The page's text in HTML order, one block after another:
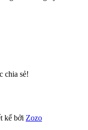
chia sẻ!
kế bởi Zozo